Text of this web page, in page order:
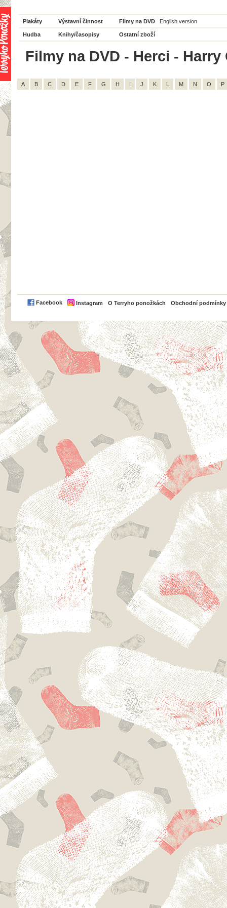
Plakáty Výstavní činnost Filmy na DVD English version
Hudba Knihy/časopisy Ostatní zboží
Filmy na DVD - Herci -
A B C D E F G H I J K L M N O P
Facebook Instagram O Terryho ponožkách Obchodní podmínky
PayPal